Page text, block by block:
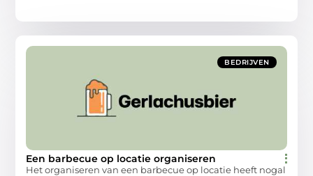
BEDRIJVEN
Een barbecue op locatie organiseren
Het organiseren van een barbecue op locatie heeft nogal